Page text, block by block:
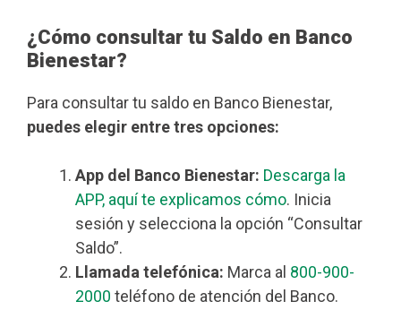
¿Cómo consultar tu Saldo en Banco
Bienestar?
Para consultar tu saldo en Banco Bienestar,
puedes elegir entre tres opciones:
App del Banco Bienestar: Descarga la
APP, aquí te explicamos cómo. Inicia
sesión y selecciona la opción “Consultar
Saldo”.
Llamada telefónica: Marca al 800-900-
2000 teléfono de atención del Banco.